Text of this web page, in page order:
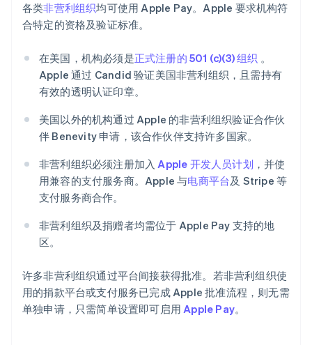
各类非营利组织均可使用 Apple Pay。Apple 要求机构符
合特定的资格及验证标准。
在美国，机构必须是正式注册的 501 (c)(3) 组织 。
Apple 通过 Candid 验证美国非营利组织，且需持有
有效的透明认证印章。
美国以外的机构通过 Apple 的非营利组织验证合作伙
伴 Benevity 申请，该合作伙伴支持许多国家。
非营利组织必须注册加入Apple 开发人员计划 ，并使
用兼容的支付服务商。Apple 与电商平台及 Stripe 等
支付服务商合作。
非营利组织及捐赠者均需位于 Apple Pay 支持的地
区。
许多非营利组织通过平台间接获得批准。若非营利组织使
用的捐款平台或支付服务已完成 Apple 批准流程，则无需
单独申请，只需简单设置即可启用Apple Pay。